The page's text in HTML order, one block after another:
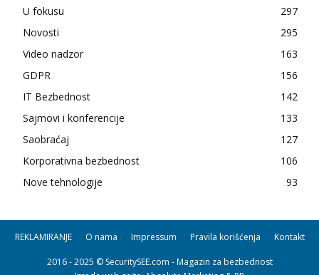
U fokusu
297
Novosti
295
Video nadzor
163
GDPR
156
IT Bezbednost
142
Sajmovi i konferencije
133
Saobraćaj
127
Korporativna bezbednost
106
Nove tehnologije
93
REKLAMIRANJE O nama Impressum Pravila korišćenja Kontakt
2016 - 2025 © SecuritySEE.com - Magazin za bezbednost